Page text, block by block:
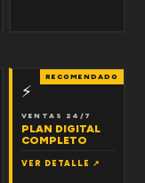
RECOMENDADO
⚡
VENTAS 24/7
PLAN DIGITAL
COMPLETO
VER DETALLE ↗